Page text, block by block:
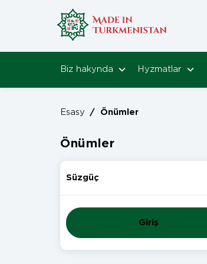
Biz hakynda Hyzmatlar
Esasy / Önümler
Önümler
Süzgüç
Giriş